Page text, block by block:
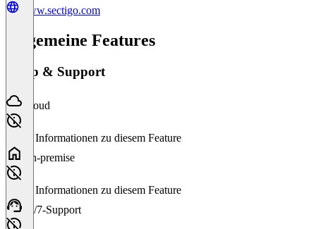
www.sectigo.com
Allgemeine Features
Setup & Support
Cloud
Keine Informationen zu diesem Feature
On-premise
Keine Informationen zu diesem Feature
24/7-Support